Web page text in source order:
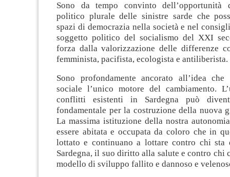
Sono da tempo convinto dell’opportunità
politico plurale delle sinistre sarde che
spazi di democrazia nella società e nel
soggetto politico del socialismo del XXI
forza dalla valorizzazione delle differenze
femminista, pacifista, ecologista e antiliberista.
Sono profondamente ancorato all’idea
sociale l’unico motore del cambiamento.
conflitti esistenti in Sardegna può
fondamentale per la costruzione della nuova
La massima istituzione della nostra
essere abitata e occupata da coloro che in
lottato e continuano a lottare contro chi sta
Sardegna, il suo diritto alla salute e contro chi
modello di sviluppo fallito e dannoso e